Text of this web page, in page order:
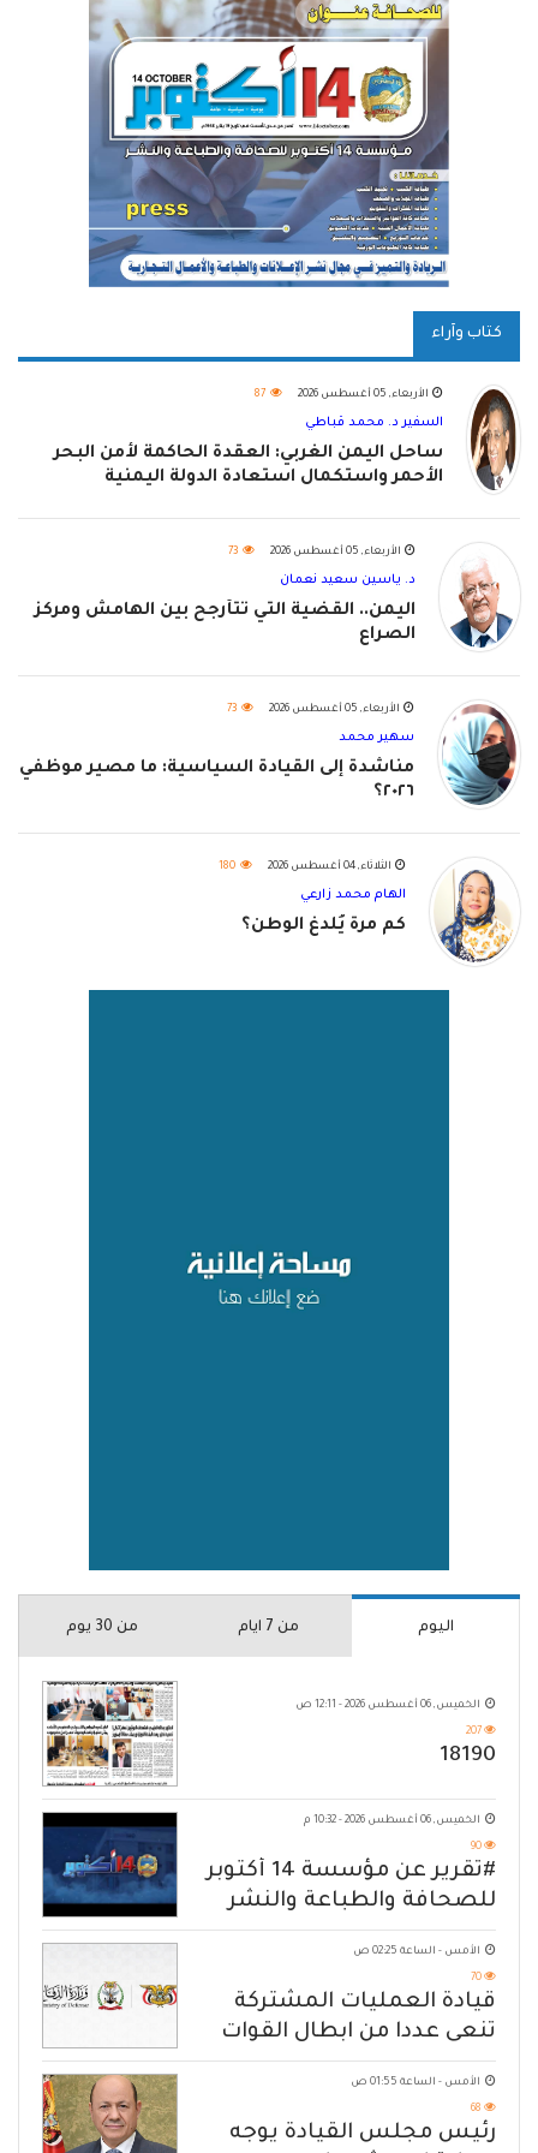
كتاب وآراء
الأربعاء, 05 أغسطس 2026 87
السفير د. محمد قباطي
ساحل اليمن الغربي: العقدة الحاكمة لأمن البحر
الأحمر واستكمال استعادة الدولة اليمنية
الأربعاء, 05 أغسطس 2026 73
د. ياسين سعيد نعمان
اليمن.. القضية التي تتأرجح بين الهامش ومركز
الصراع
الأربعاء, 05 أغسطس 2026 73
سهير محمد
مناشدة إلى القيادة السياسية: ما مصير موظفي
٢٠٢٦؟
الثلاثاء, 04 أغسطس 2026 180
الهام محمد زارعي
كم مرة يُلدغ الوطن؟
اليوم من 7 ايام من 30 يوم
الخميس, 06 أغسطس 2026 - 12:11 ص
207
18190
الخميس, 06 أغسطس 2026 - 10:32 م
90
#تقرير عن مؤسسة 14 أكتوبر
للصحافة والطباعة والنشر
الأمس - الساعة 02:25 ص
70
قيادة العمليات المشتركة
تنعى عددا من ابطال القوات
المسلحة
الأمس - الساعة 01:55 ص
68
رئيس مجلس القيادة يوجه